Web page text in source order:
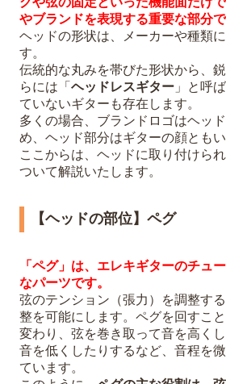
やブランドを表現する重要な部分で
ヘッドの形状は、メーカーや種類
す。
伝統的な丸みを帯びた形状から、
らには「 ヘッドレスギター 」と呼
ていないギターも存在します。
多くの場合、ブランドロゴはヘッ
め、ヘッド部分はギターの顔ともい
ここからは、ヘッドに取り付けられ
ついて解説いたします。
【ヘッドの部位】ペグ
「ペグ」は、エレキギターのチュ
なパーツです。
弦のテンション（張力）を調整す
整を可能にします。ペグを回すこ
変わり、弦を巻き取って音を高く
音を低くしたりするなど、音程を
ています。